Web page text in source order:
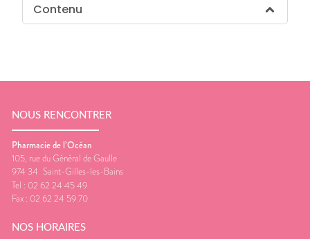
Contenu
NOUS RENCONTRER
Pharmacie de l’Océan
105, rue du Général de Gaulle
974 34 Saint-Gilles-les-Bains
Tel : 02 62 24 45 49
Fax : 02 62 24 59 70
NOS HORAIRES